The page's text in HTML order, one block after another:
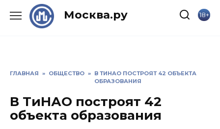
Москва.ру 18+
ГЛАВНАЯ » ОБЩЕСТВО » В ТИНАО ПОСТРОЯТ 42 ОБЪЕКТА
ОБРАЗОВАНИЯ
В ТиНАО построят 42
объекта образования